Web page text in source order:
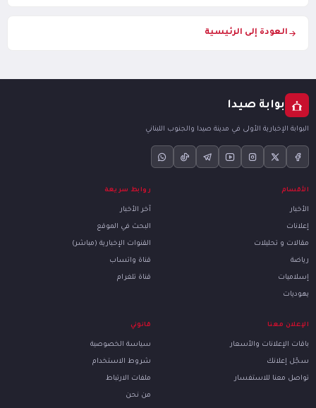
العودة إلى الرئيسية
بوابة صيدا
البوابة الإخبارية الأولى في مدينة صيدا والجنوب اللبناني
الأقسام
الأخبار
إعلانات
مقالات و تحليلات
رياضة
إسلاميات
يهوديات
روابط سريعة
آخر الأخبار
البحث في الموقع
القنوات الإخبارية (مباشر)
قناة واتساب
قناة تلغرام
الإعلان معنا
باقات الإعلانات والأسعار
سجّل إعلانك
تواصل معنا للاستفسار
قانوني
سياسة الخصوصية
شروط الاستخدام
ملفات الارتباط
من نحن